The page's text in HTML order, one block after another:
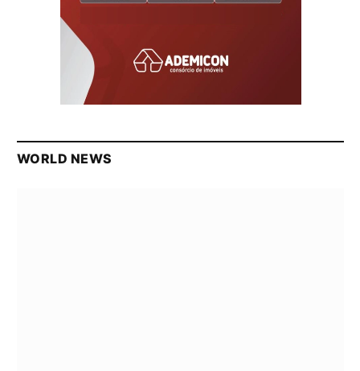
WORLD NEWS